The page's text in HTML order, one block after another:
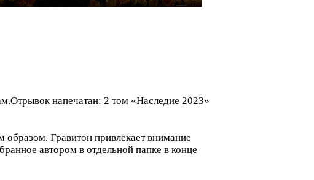
напечатан: 2 том «Наследие 2023»
образом. Гравитон привлекает внимание
автором в отдельной папке в конце